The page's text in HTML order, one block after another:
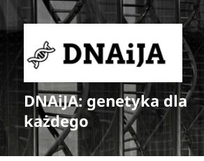
DNAiJA: genetyka dla
każdego